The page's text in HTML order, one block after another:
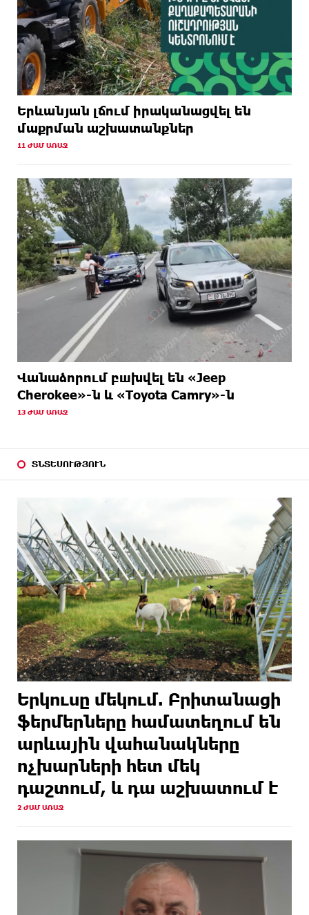
Երևանյան լճում իրականացվել են
մաքրման աշխատանքներ
11 ԺԱՄ ԱՌԱՋ
Վանաձորում բшխվել են «Jeep
Cherokee»-ն և «Toyota Camry»-ն
13 ԺԱՄ ԱՌԱՋ
ՏՆՏԵՍՈՒԹՅՈՒՆ
Երկուսը մեկում. Բրիտանացի
ֆերմերները համատեղում են
արևային վահանակները
ոչխարների հետ մեկ
դաշտում, և դա աշխատում է
2 ԺԱՄ ԱՌԱՋ